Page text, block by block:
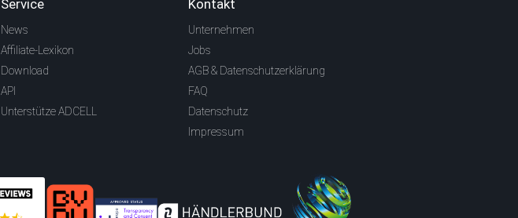
Service
News
Affiliate-Lexikon
Download
API
Unterstütze ADCELL
Kontakt
Unternehmen
Jobs
AGB & Datenschutzerklärung
FAQ
Datenschutz
Impressum